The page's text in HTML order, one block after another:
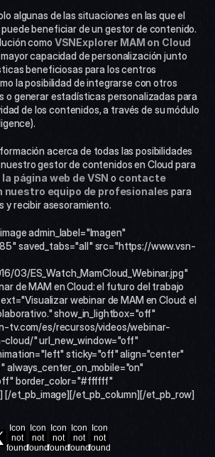
algunas de las situaciones en las que el
beneficiar de un gestor de contenido.
como VSNExplorer MAM on Cloud
capacidad de personalización junto
beneficiosas para los centros
la posibilidad de integrarse con otros
o generar estadísticas personalizadas para
de los contenidos, a través de su módulo
acerca de todas las posibilidades
gestor de contenidos en Cloud para
página web de VSN o contacte
equipo de profesionales para
y recibir asesoramiento.
admin_label="Imagen"
saved_tabs="all" src="https://www.vsn-
03/ES_Watch_MamCloud_Webinar.jpg"
de MAM en Cloud: el futuro del trabajo
webinar de MAM en Cloud: el
show_in_lightbox="off"
tv.com/es/recursos/videos/webinar-
" url_new_window="off"
sticky="off" align="center"
border_color="#ffffff"
[/et_pb_image][/et_pb_column][/et_pb_row]
Icon
not
found
Icon
not
found
Icon
not
found
Icon
not
found
Icon
not
found